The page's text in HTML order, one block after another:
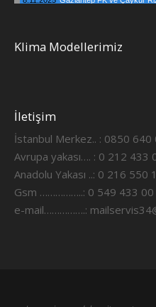
Klima Modellerimiz
İletişim
İstanbul Merkez.. : 0850 640
Avrupa yakası…. : 0 212 433
Anadolu Yakası ..: 0 216 550
Gsm ……………..: 0 549 433 00
e-mail…………….: